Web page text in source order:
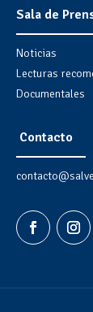
Sala de
Noticias
Lecturas
Documentales
Contacto